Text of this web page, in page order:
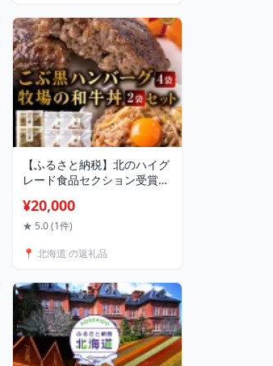
【ふるさと納税】北のハイグ
レード食品セクション受賞
ト 北海道産 こぶ黒 和牛 ハン
バーグ 和牛丼 セット 牛肉 国
ギフト F6S-580
¥20,000
★ 5.0 (1件)
📍 北海道 の返礼品